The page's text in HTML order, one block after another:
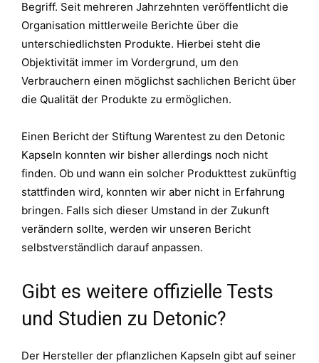
Begriff. Seit mehreren Jahrzehnten veröffentlicht die
Organisation mittlerweile Berichte über die
unterschiedlichsten Produkte. Hierbei steht die
Objektivität immer im Vordergrund, um den
Verbrauchern einen möglichst sachlichen Bericht über
die Qualität der Produkte zu ermöglichen.
Einen Bericht der Stiftung Warentest zu den Detonic
Kapseln konnten wir bisher allerdings noch nicht
finden. Ob und wann ein solcher Produkttest zukünftig
stattfinden wird, konnten wir aber nicht in Erfahrung
bringen. Falls sich dieser Umstand in der Zukunft
verändern sollte, werden wir unseren Bericht
selbstverständlich darauf anpassen.
Gibt es weitere offizielle Tests
und Studien zu Detonic?
Der Hersteller der pflanzlichen Kapseln gibt auf seiner